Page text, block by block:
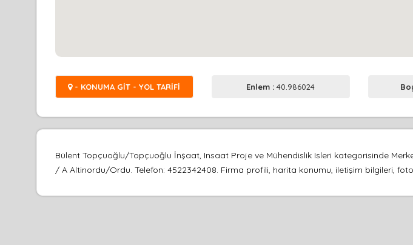
- KONUMA GİT - YOL TARİFİ Enlem :40.986024
Bülent Topçuoğlu/Topçuoğlu İnşaat, Insaat Proje ve Mühendislik Isleri kategorisinde
/ A Altinordu/Ordu. Telefon: 4522342408. Firma profili, harita konumu, iletişim bilgileri,